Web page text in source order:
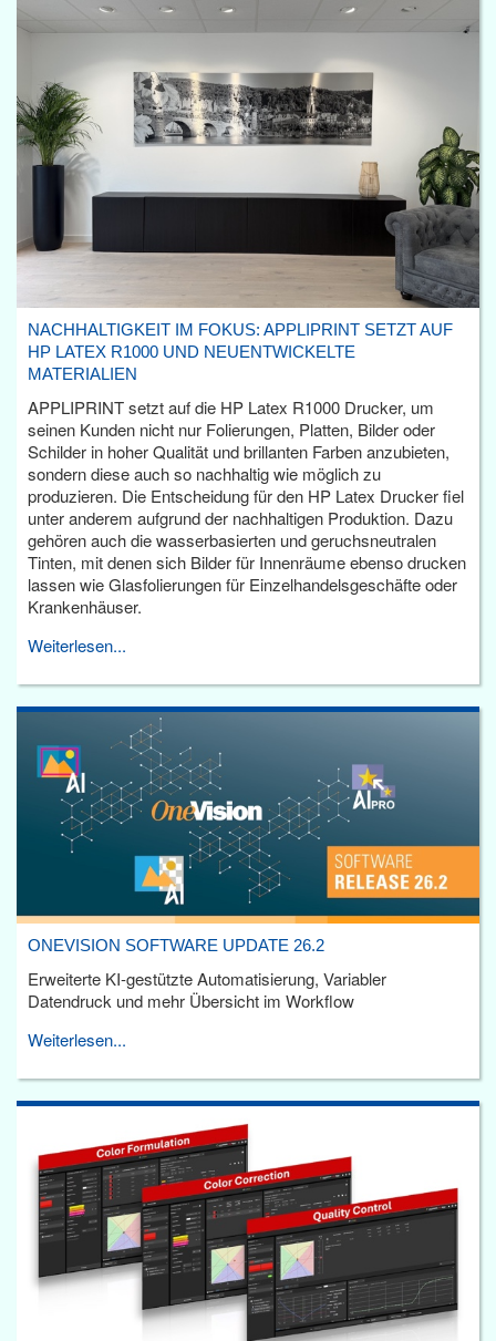
NACHHALTIGKEIT IM FOKUS: APPLIPRINT SETZT AUF
HP LATEX R1000 UND NEUENTWICKELTE
MATERIALIEN
APPLIPRINT setzt auf die HP Latex R1000 Drucker, um
seinen Kunden nicht nur Folierungen, Platten, Bilder oder
Schilder in hoher Qualität und brillanten Farben anzubieten,
sondern diese auch so nachhaltig wie möglich zu
produzieren. Die Entscheidung für den HP Latex Drucker fiel
unter anderem aufgrund der nachhaltigen Produktion. Dazu
gehören auch die wasserbasierten und geruchsneutralen
Tinten, mit denen sich Bilder für Innenräume ebenso drucken
lassen wie Glasfolierungen für Einzelhandelsgeschäfte oder
Krankenhäuser.
Weiterlesen...
ONEVISION SOFTWARE UPDATE 26.2
Erweiterte KI-gestützte Automatisierung, Variabler
Datendruck und mehr Übersicht im Workflow
Weiterlesen...